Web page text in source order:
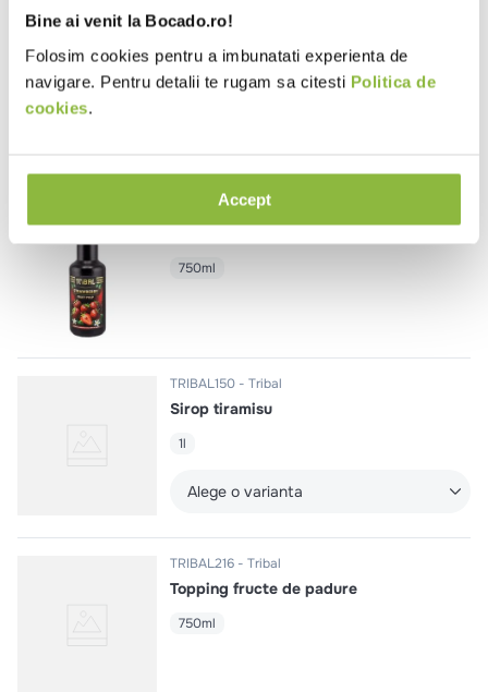
Bine ai venit la Bocado.ro!
Folosim cookies pentru a imbunatati experienta de
navigare. Pentru detalii te rugam sa citesti Politica de
cookies.
Accept
MONISVV07L
Sirop vanilie
700ml
TRIBAL209 Tribal
750ml
TRIBAL150 Tribal
Sirop tiramisu
1l
Alege o varianta
TRIBAL216 Tribal
Topping fructe de padure
750ml